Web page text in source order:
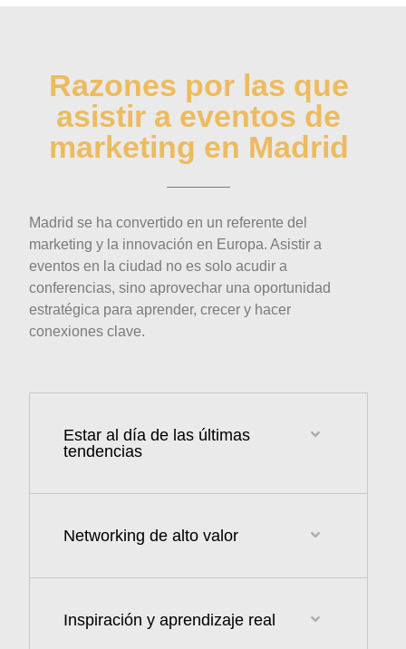
Razones por las que
asistir a eventos de
marketing en Madrid
Madrid se ha convertido en un referente del
marketing y la innovación en Europa. Asistir a
eventos en la ciudad no es solo acudir a
conferencias, sino aprovechar una oportunidad
estratégica para aprender, crecer y hacer
conexiones clave.
Estar al día de las últimas
tendencias
Networking de alto valor
Inspiración y aprendizaje real